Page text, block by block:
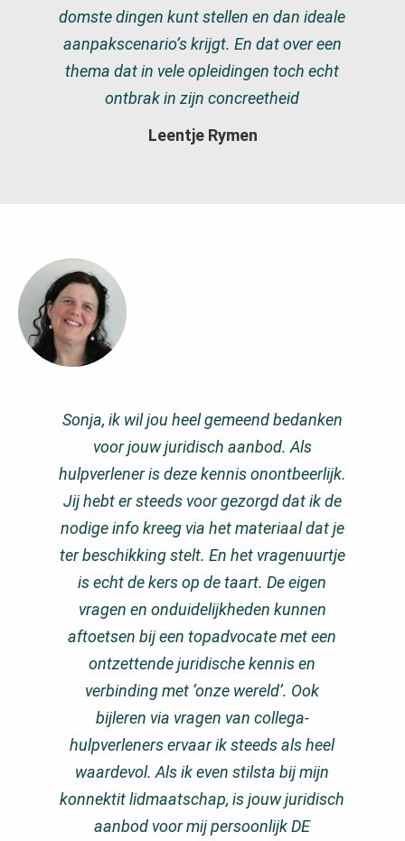
domste dingen kunt stellen en dan ideale
aanpakscenario’s krijgt. En dat over een
thema dat in vele opleidingen toch echt
ontbrak in zijn concreetheid
Leentje Rymen
Sonja, ik wil jou heel gemeend bedanken
voor jouw juridisch aanbod. Als
hulpverlener is deze kennis onontbeerlijk.
Jij hebt er steeds voor gezorgd dat ik de
nodige info kreeg via het materiaal dat je
ter beschikking stelt. En het vragenuurtje
is echt de kers op de taart. De eigen
vragen en onduidelijkheden kunnen
aftoetsen bij een topadvocate met een
ontzettende juridische kennis en
verbinding met ‘onze wereld’. Ook
bijleren via vragen van collega-
hulpverleners ervaar ik steeds als heel
waardevol. Als ik even stilsta bij mijn
konnektit lidmaatschap, is jouw juridisch
aanbod voor mij persoonlijk DE